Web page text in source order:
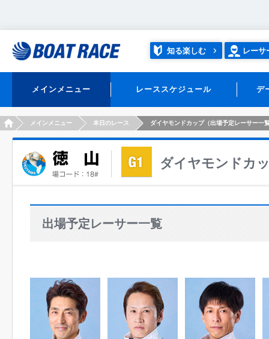
知る楽しむ レーサ
メインメニュー レーススケジュール デ
HOMEメインメニュー 本日のレース ダイヤモンドカップ（出場予定レーサー一
ダイヤモンドカ
出場予定レーサー一覧